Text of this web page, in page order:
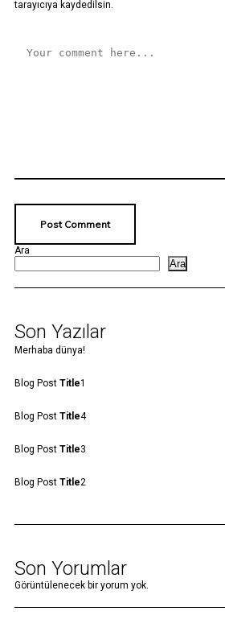
tarayıcıya kaydedilsin.
Ara
Ara
Son Yazılar
Merhaba dünya!
Blog Post Title1
Blog Post Title4
Blog Post Title3
Blog Post Title2
Son Yorumlar
Görüntülenecek bir yorum yok.